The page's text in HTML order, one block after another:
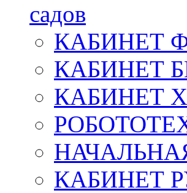
садов
КАБИНЕТ
КАБИНЕТ
КАБИНЕТ
КАБИНЕТ